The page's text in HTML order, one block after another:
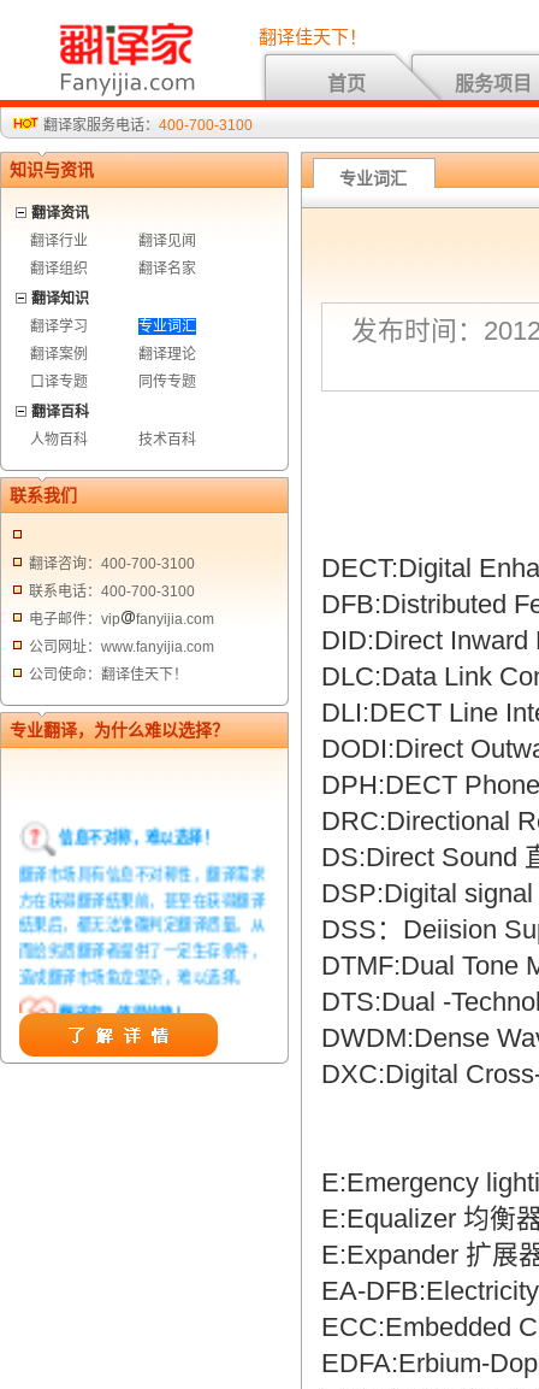
翻译佳天下！
首页 服务项目
翻译家服务电话： 400-700-3100
知识与资讯
翻译资讯
翻译行业
翻译见闻
翻译组织
翻译名家
翻译知识
翻译学习
专业词汇
翻译案例
翻译理论
口译专题
同传专题
翻译百科
人物百科
技术百科
联系我们
翻译咨询：400-700-3100
联系电话：400-700-3100
电子邮件：vip
fanyijia.com
公司网址：www.fanyijia.com
公司使命：翻译佳天下！
专业翻译，为什么难以选择？
信息不对称，难以选择！
翻译市场具有信息不对称性，翻译需求
方在获得翻译结果前，甚至在获得翻译
结果后，都无法准确判定翻译质量。从
而给劣质翻译者提供了一定生存条件，
造成翻译市场鱼龙混杂，难以选择。
翻译家，值得信赖！
翻译家是经过时间考验和市场选择的优
秀翻译供应商，其翻译品质得到了客户
专业词汇
发布时间：
DECT:Digital
DFB:Distributed
DID:Direct
DLC:Data Link
DLI:DECT Line
DODI:Direct
DPH:DECT Phone
DRC:Directional
DS:Direct Sound
DSP:Digital
DSS：Deiision
DTMF:Dual Tone
DTS:Dual -
DWDM:Dense
DXC:Digital
E:Emergency
E:Equalizer 均衡
E:Expander 扩展
EA-
ECC:Embedded
EDFA:Erbium-